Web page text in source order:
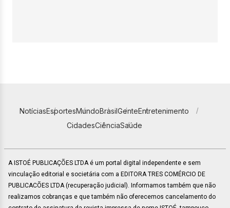
NotíciasEsportesMundoBrasilGenteEntretenimento
CidadesCiênciaSaúde
A ISTOÉ PUBLICAÇÕES LTDA é um portal digital independente e sem
vinculação editorial e societária com a EDITORA TRES COMÉRCIO DE
PUBLICACÕES LTDA (recuperação judicial). Informamos também que não
realizamos cobranças e que também não oferecemos cancelamento do